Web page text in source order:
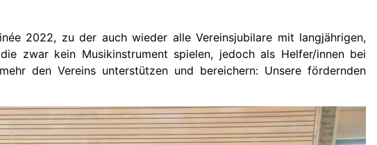
2022, zu der auch wieder alle Vereinsjubilare mit langjährigen,
zwar kein Musikinstrument spielen, jedoch als Helfer/innen bei
den Vereins unterstützen und bereichern: Unsere fördernden